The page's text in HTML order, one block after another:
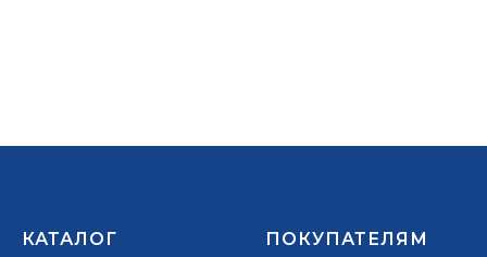
КАТАЛОГ ПОКУПАТЕЛЯМ